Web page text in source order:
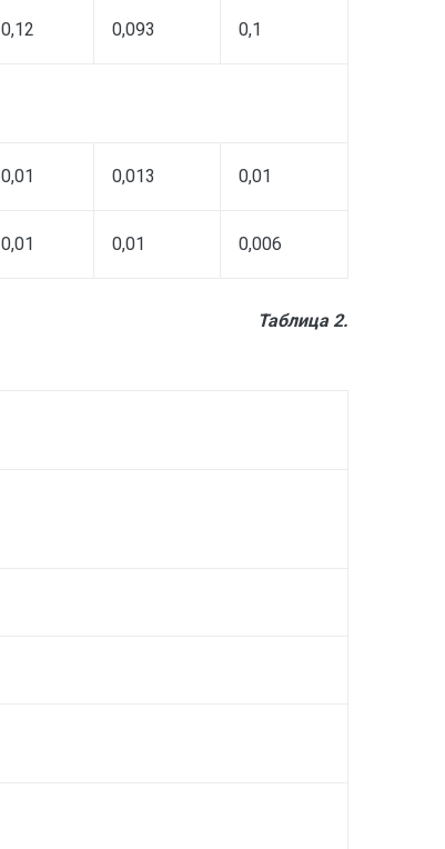
0,12 0,093 0,1
0,01 0,013 0,01
0,01 0,01 0,006
Таблица 2.